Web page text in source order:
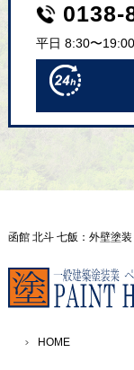
0138-
平日 8:30〜
函館 北斗 七飯：外壁塗
HOME